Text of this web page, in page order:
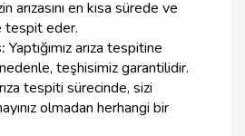
arızasını en kısa sürede ve
tespit eder.
Yaptığımız arıza tespitine
teşhisimiz garantilidir.
tespiti sürecinde, sizi
olmadan herhangi bir